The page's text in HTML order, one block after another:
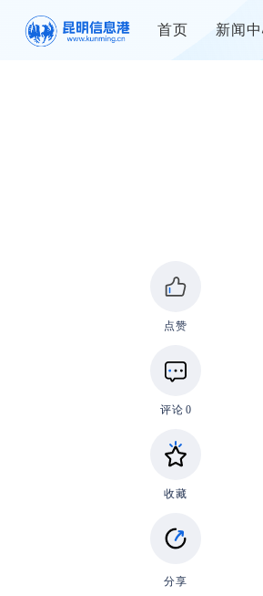
首页 新闻
点赞
评论 0
收藏
分享